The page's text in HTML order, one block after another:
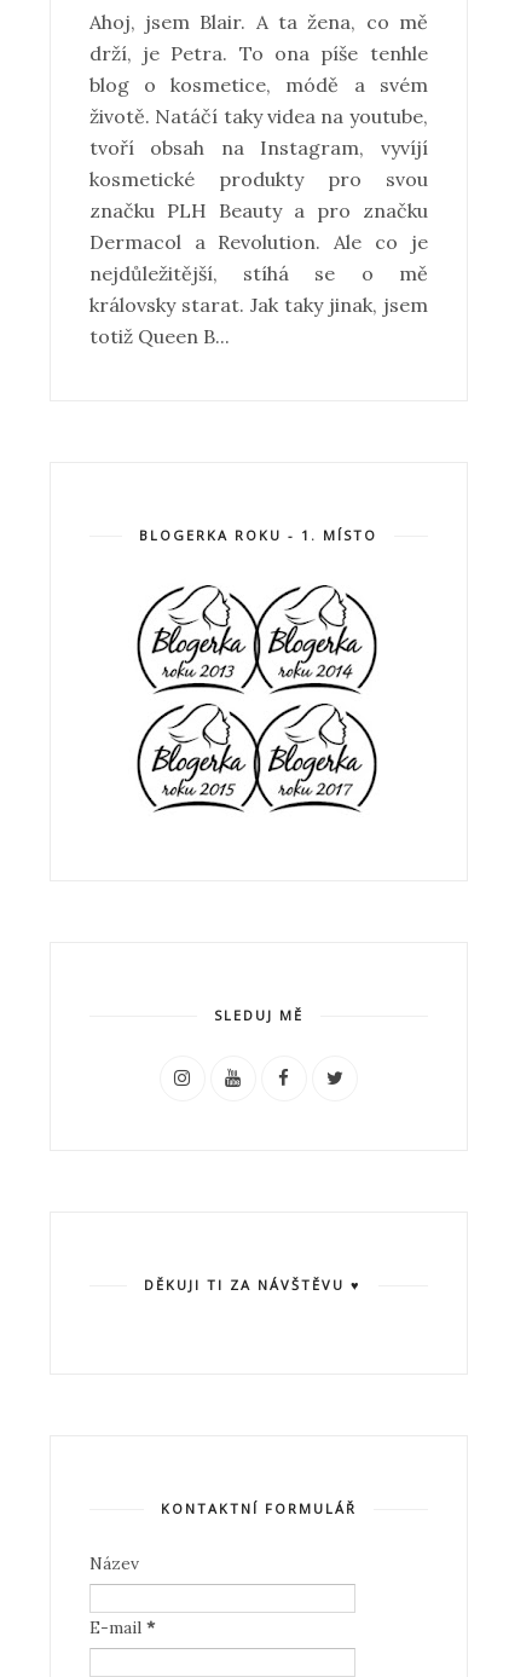
Ahoj, jsem Blair. A ta žena, co mě
drží, je Petra. To ona píše tenhle
blog o kosmetice, módě a svém
životě. Natáčí taky videa na youtube,
tvoří obsah na Instagram, vyvíjí
kosmetické produkty pro svou
značku PLH Beauty a pro značku
Dermacol a Revolution. Ale co je
nejdůležitější, stíhá se o mě
královsky starat. Jak taky jinak, jsem
totiž Queen B...
BLOGERKA ROKU - 1. MÍSTO
SLEDUJ MĚ
DĚKUJI TI ZA NÁVŠTĚVU ♥
KONTAKTNÍ FORMULÁŘ
Název
E-mail *